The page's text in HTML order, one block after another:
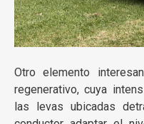
Otro elemento
regenerativo, cuya
las levas ubicadas